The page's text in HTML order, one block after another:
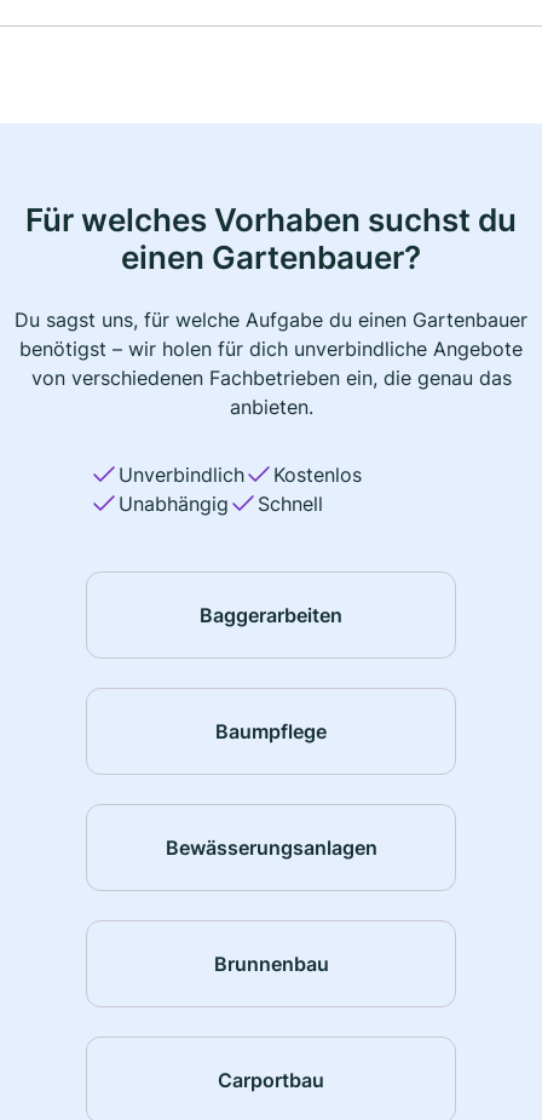
Für welches Vorhaben suchst du
einen Gartenbauer?
Du sagst uns, für welche Aufgabe du einen Gartenbauer
benötigst – wir holen für dich unverbindliche Angebote
von verschiedenen Fachbetrieben ein, die genau das
anbieten.
Unverbindlich
Kostenlos
Unabhängig
Schnell
Baggerarbeiten
Baumpflege
Bewässerungsanlagen
Brunnenbau
Carportbau